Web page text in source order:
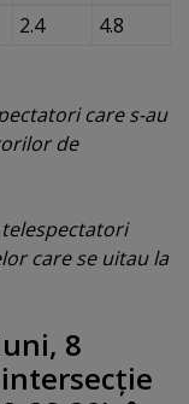
2.4 4.8
care s-au
de
care se uitau la
8